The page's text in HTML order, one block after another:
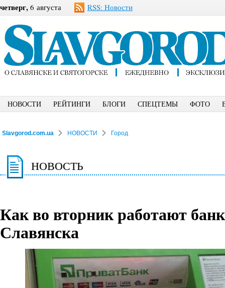
четверг, 6 августа RSS: Новости
НОВОСТИ РЕЙТИНГИ БЛОГИ СПЕЦТЕМЫ ФОТО
Slavgorod.com.ua НОВОСТИ Город
НОВОСТЬ
Как во вторник работают
Славянска